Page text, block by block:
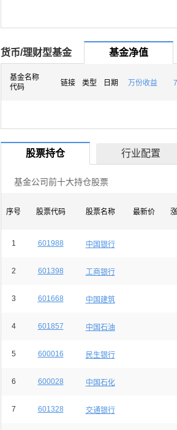
货币/理财型基金 基金净值
基金名称
代码
链接 类型 日期 万份收益
股票持仓 行业配置
基金公司前十大持仓股票
序号 股票代码 股票名称 最新价
1 601988 中国银行
2 601398 工商银行
3 601668 中国建筑
4 601857 中国石油
5 600016 民生银行
6 600028 中国石化
7 601328 交通银行